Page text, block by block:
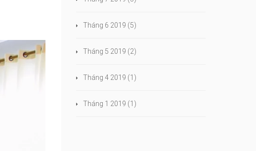
Tháng 6 2019 (5)
Tháng 5 2019 (2)
Tháng 4 2019 (1)
Tháng 1 2019 (1)